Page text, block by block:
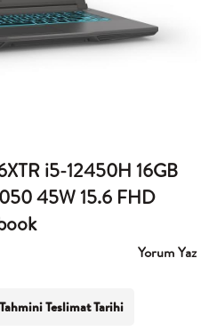
i5-12450H 16GB
45W 15.6 FHD
Yorum Yaz
Teslimat Tarihi